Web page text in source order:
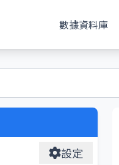
數據資料庫
設定